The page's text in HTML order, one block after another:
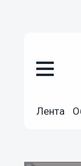
Лента